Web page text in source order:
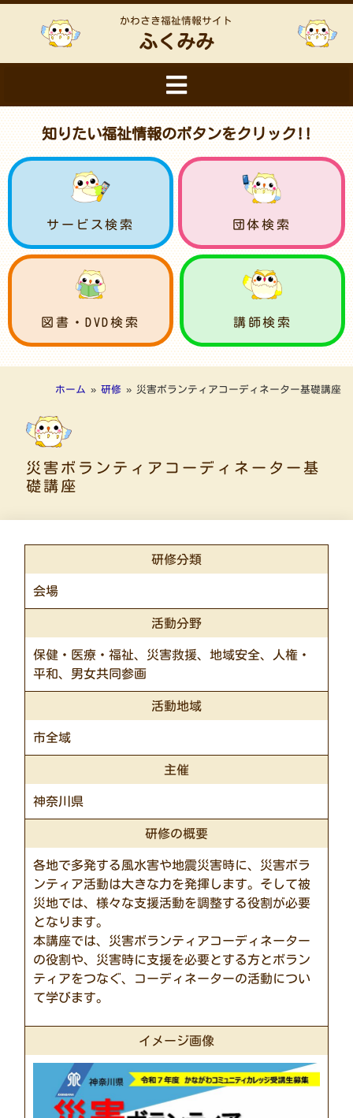
かわさき福祉情報サイト
ふくみみ
知りたい福祉情報のボタンをクリック!!
サービス検索 団体検索
図書・DVD検索 講師検索
ホーム » 研修 » 災害ボランティアコーディネーター基礎講座
災害ボランティアコーディネーター基
礎講座
研修分類
会場
活動分野
保健・医療・福祉、災害救援、地域安全、人権・
平和、男女共同参画
活動地域
市全域
主催
神奈川県
研修の概要
各地で多発する風水害や地震災害時に、災害ボラ
ンティア活動は大きな力を発揮します。そして被
災地では、様々な支援活動を調整する役割が必要
となります。
本講座では、災害ボランティアコーディネーター
の役割や、災害時に支援を必要とする方とボラン
ティアをつなぐ、コーディネーターの活動につい
て学びます。
イメージ画像